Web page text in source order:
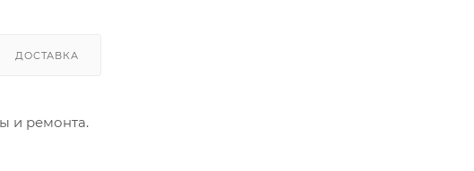
ДОСТАВКА
и ремонта.